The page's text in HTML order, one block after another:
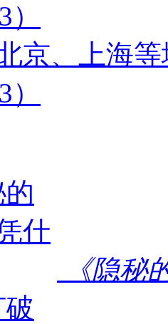
京、上海
《隐秘